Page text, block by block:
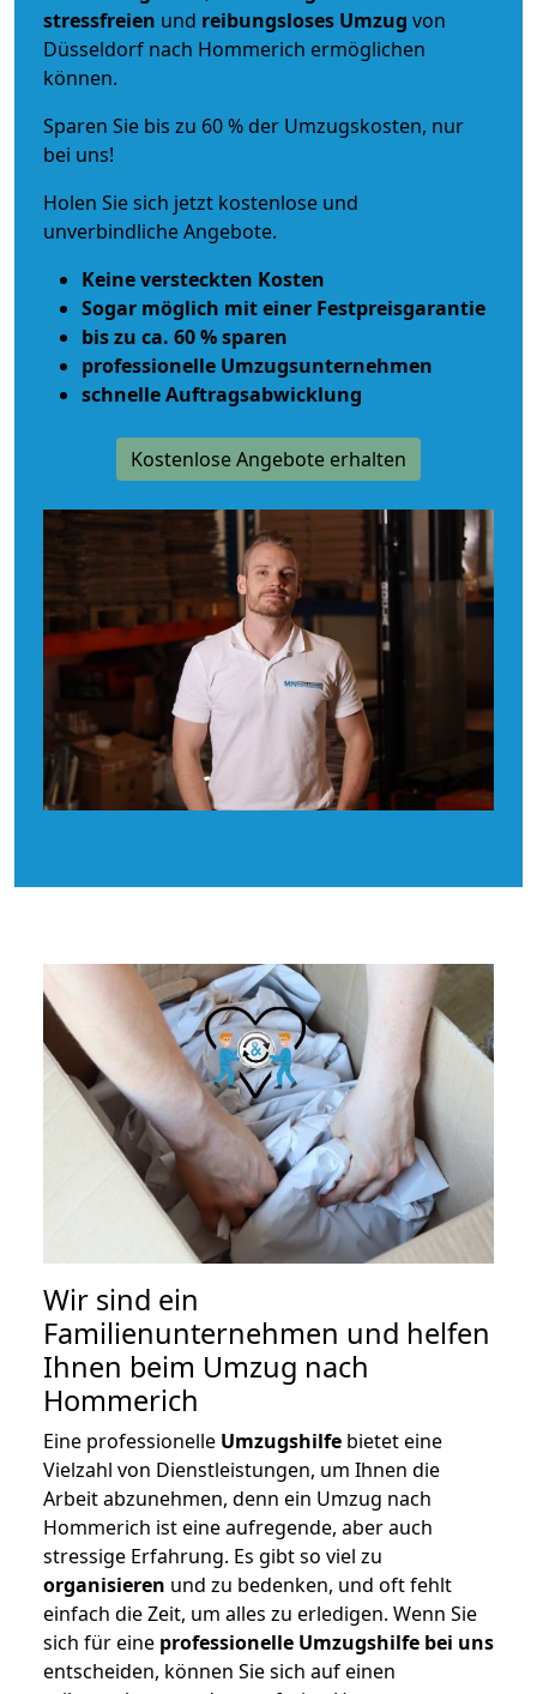
stressfreien und reibungsloses Umzug von
Düsseldorf nach Hommerich ermöglichen
können.
Sparen Sie bis zu 60 % der Umzugskosten, nur
bei uns!
Holen Sie sich jetzt kostenlose und
unverbindliche Angebote.
Keine versteckten Kosten
Sogar möglich mit einer Festpreisgarantie
bis zu ca. 60 % sparen
professionelle Umzugsunternehmen
schnelle Auftragsabwicklung
Kostenlose Angebote erhalten
Wir sind ein
Familienunternehmen und helfen
Ihnen beim Umzug nach
Hommerich
Eine professionelle Umzugshilfe bietet eine
Vielzahl von Dienstleistungen, um Ihnen die
Arbeit abzunehmen, denn ein Umzug nach
Hommerich ist eine aufregende, aber auch
stressige Erfahrung. Es gibt so viel zu
organisieren und zu bedenken, und oft fehlt
einfach die Zeit, um alles zu erledigen. Wenn Sie
sich für eine professionelle Umzugshilfe bei uns
entscheiden, können Sie sich auf einen